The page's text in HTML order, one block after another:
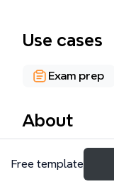
Use cases
Exam prep
About
马原（马克思主
哲、马政经、科
Free template